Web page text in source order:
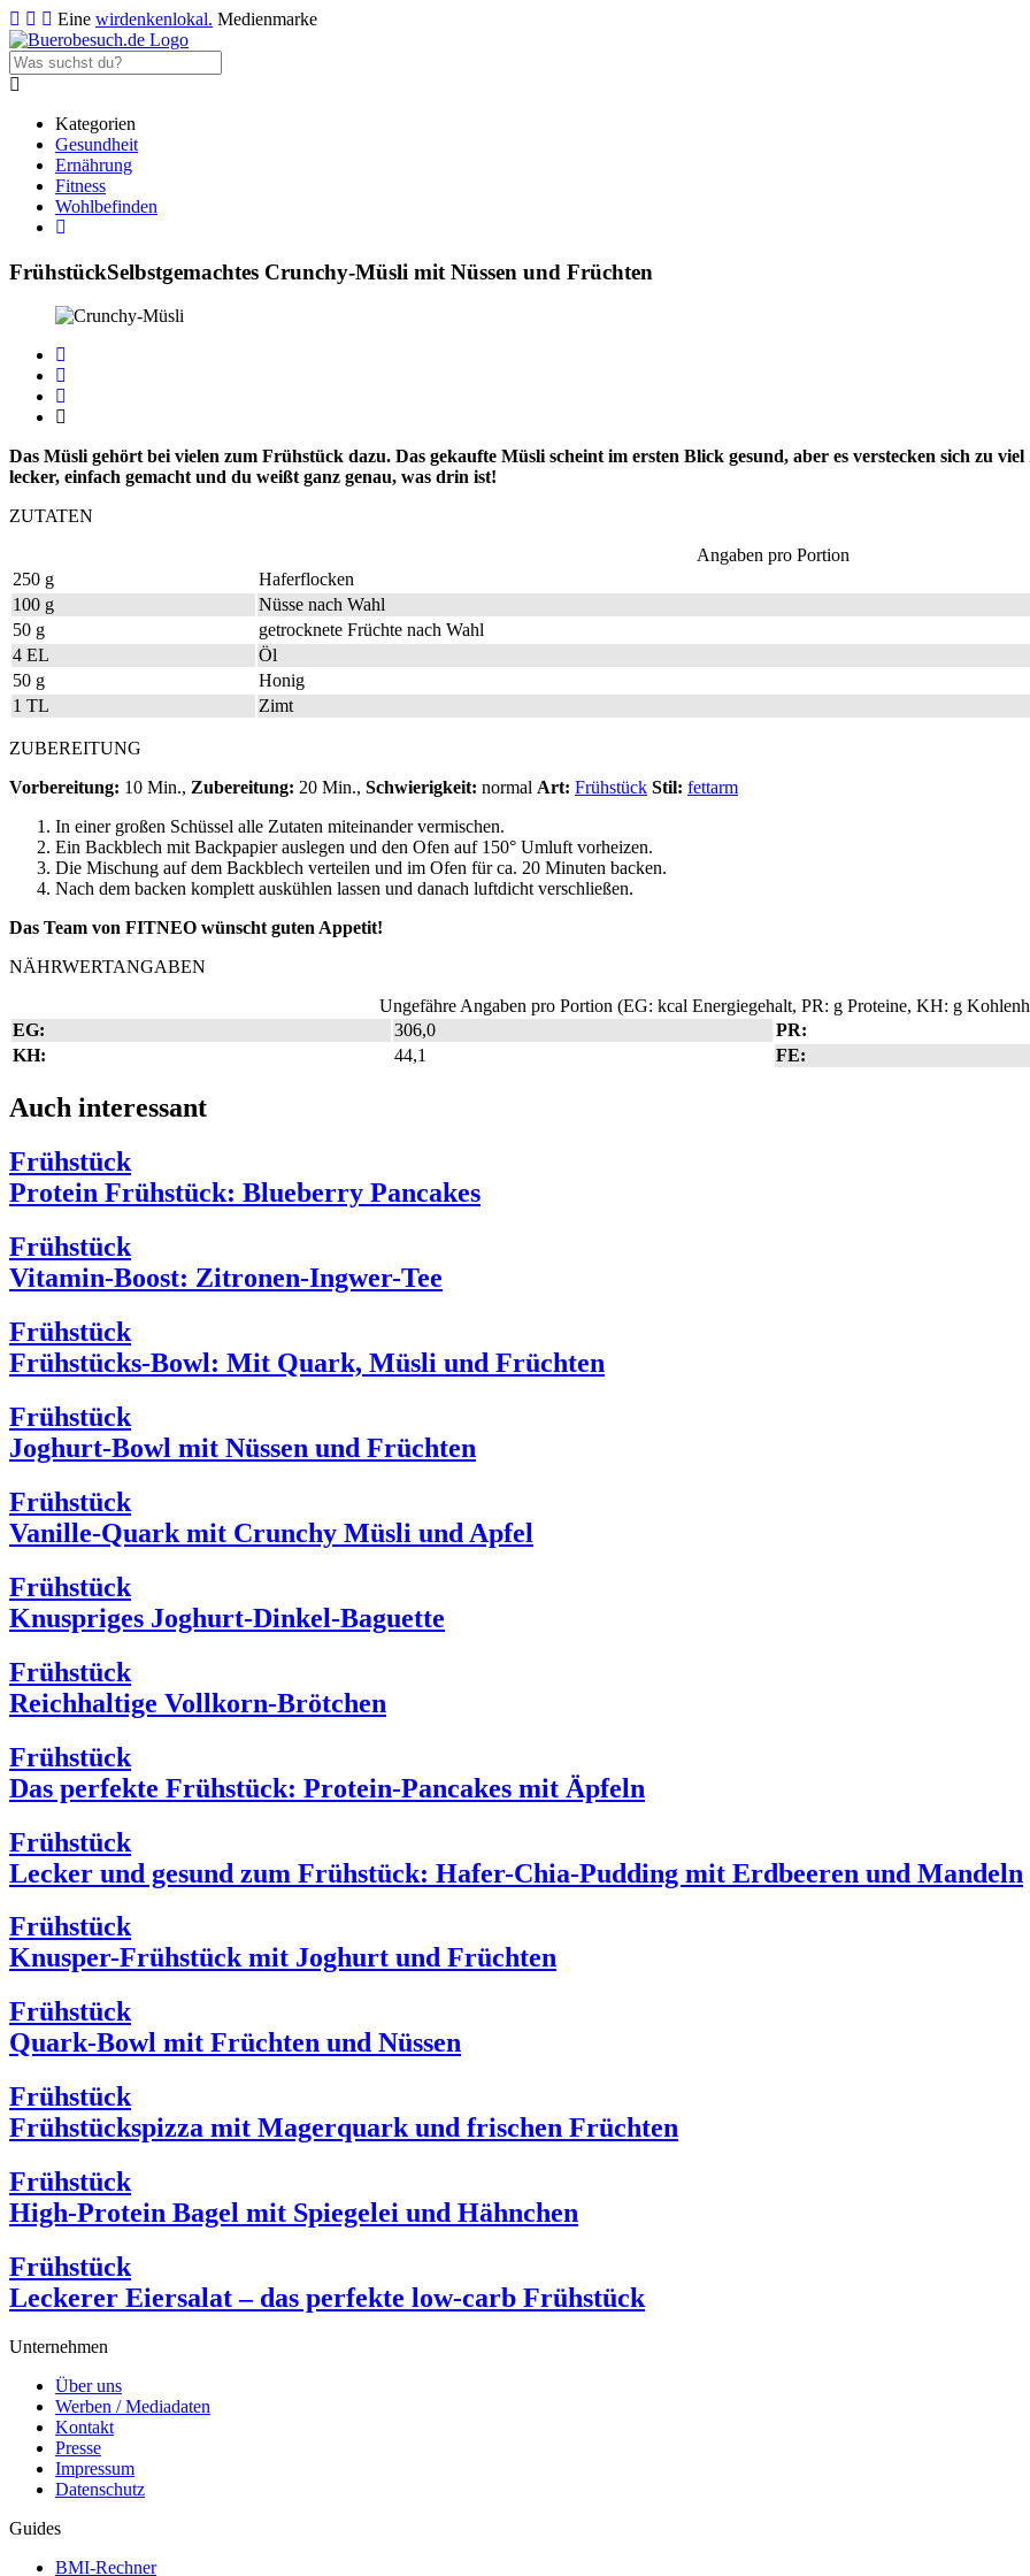
Eine wirdenkenlokal. Medienmarke
Kategorien
Gesundheit
Ernährung
Fitness
Wohlbefinden
FrühstückSelbstgemachtes Crunchy-Müsli mit Nüssen und Früchten
Das Müsli gehört bei vielen zum Frühstück dazu. Das gekaufte Müsli scheint im ersten Blick gesund, aber es verstecken sich zu
lecker, einfach gemacht und du weißt ganz genau, was drin ist!
ZUTATEN
Angaben pro Portion
250 g
Haferflocken
100 g
Nüsse nach Wahl
50 g
getrocknete Früchte nach Wahl
4 EL
Öl
50 g
Honig
1 TL
Zimt
ZUBEREITUNG
Vorbereitung: 10 Min., Zubereitung: 20 Min., Schwierigkeit: normal Art: Frühstück Stil: fettarm
In einer großen Schüssel alle Zutaten miteinander vermischen.
Ein Backblech mit Backpapier auslegen und den Ofen auf 150° Umluft vorheizen.
Die Mischung auf dem Backblech verteilen und im Ofen für ca. 20 Minuten backen.
Nach dem backen komplett auskühlen lassen und danach luftdicht verschließen.
Das Team von FITNEO wünscht guten Appetit!
NÄHRWERTANGABEN
Ungefähre Angaben pro Portion (EG: kcal Energiegehalt, PR: g Proteine, KH: g
EG:
306,0
PR:
KH:
44,1 FE:
Auch interessant
Frühstück
Protein Frühstück: Blueberry Pancakes
Frühstück
Vitamin-Boost: Zitronen-Ingwer-Tee
Frühstück
Frühstücks-Bowl: Mit Quark, Müsli und Früchten
Frühstück
Joghurt-Bowl mit Nüssen und Früchten
Frühstück
Vanille-Quark mit Crunchy Müsli und Apfel
Frühstück
Knuspriges Joghurt-Dinkel-Baguette
Frühstück
Reichhaltige Vollkorn-Brötchen
Frühstück
Das perfekte Frühstück: Protein-Pancakes mit Äpfeln
Frühstück
Lecker und gesund zum Frühstück: Hafer-Chia-Pudding mit Erdbeeren und Mandeln
Frühstück
Knusper-Frühstück mit Joghurt und Früchten
Frühstück
Quark-Bowl mit Früchten und Nüssen
Frühstück
Frühstückspizza mit Magerquark und frischen Früchten
Frühstück
High-Protein Bagel mit Spiegelei und Hähnchen
Frühstück
Leckerer Eiersalat – das perfekte low-carb Frühstück
Unternehmen
Über uns
Werben / Mediadaten
Kontakt
Presse
Impressum
Datenschutz
Guides
BMI-Rechner